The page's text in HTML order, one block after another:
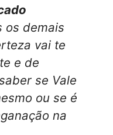
os demais
vai te
e de
se Vale
ou se é
na